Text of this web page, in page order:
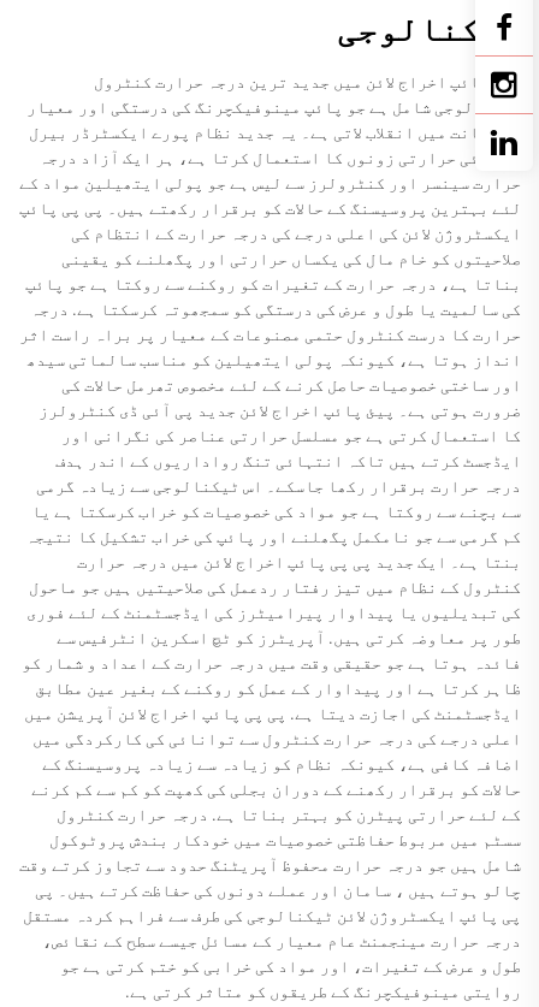
ٹیکنالوجی
پیئ پائپ اخراج لائن میں جدید ترین درجہ حرارت کنٹرول
ٹیکنالوجی شامل ہے جو پائپ مینوفیکچرنگ کی درستگی اور معیار
کی ضمانت میں انقلاب لاتی ہے۔ یہ جدید نظام پورے ایکسٹرڈر بیرل
میں کئی حرارتی زونوں کا استعمال کرتا ہے، ہر ایک آزاد درجہ
حرارت سینسر اور کنٹرولرز سے لیس ہے جو پولی ایتھیلین مواد کے
لئے بہترین پروسیسنگ کے حالات کو برقرار رکھتے ہیں۔ پی پی پائپ
ایکسٹروژن لائن کی اعلی درجے کی درجہ حرارت کے انتظام کی
صلاحیتوں کو خام مال کی یکساں حرارتی اور پگھلنے کو یقینی
بناتا ہے، درجہ حرارت کے تغیرات کو روکنے سے روکتا ہے جو پائپ
کی سالمیت یا طول و عرض کی درستگی کو سمجھوتہ کرسکتا ہے. درجہ
حرارت کا درست کنٹرول حتمی مصنوعات کے معیار پر براہ راست اثر
انداز ہوتا ہے، کیونکہ پولی ایتھیلین کو مناسب سالماتی سیدھ
اور ساختی خصوصیات حاصل کرنے کے لئے مخصوص تھرمل حالات کی
ضرورت ہوتی ہے۔ پیئ پائپ اخراج لائن جدید پی آئی ڈی کنٹرولرز
کا استعمال کرتی ہے جو مسلسل حرارتی عناصر کی نگرانی اور
ایڈجسٹ کرتے ہیں تاکہ انتہائی تنگ رواداریوں کے اندر ہدف
درجہ حرارت برقرار رکھا جاسکے۔ اس ٹیکنالوجی سے زیادہ گرمی
سے بچنے سے روکتا ہے جو مواد کی خصوصیات کو خراب کرسکتا ہے یا
کم گرمی سے جو نامکمل پگھلنے اور پائپ کی خراب تشکیل کا نتیجہ
بنتا ہے۔ ایک جدید پی پی پائپ اخراج لائن میں درجہ حرارت
کنٹرول کے نظام میں تیز رفتار ردعمل کی صلاحیتیں ہیں جو ماحول
کی تبدیلیوں یا پیداوار پیرامیٹرز کی ایڈجسٹمنٹ کے لئے فوری
طور پر معاوضہ کرتی ہیں. آپریٹرز کو ٹچ اسکرین انٹرفیس سے
فائدہ ہوتا ہے جو حقیقی وقت میں درجہ حرارت کے اعداد و شمار کو
ظاہر کرتا ہے اور پیداوار کے عمل کو روکنے کے بغیر عین مطابق
ایڈجسٹمنٹ کی اجازت دیتا ہے. پی پی پائپ اخراج لائن آپریشن میں
اعلی درجے کی درجہ حرارت کنٹرول سے توانائی کی کارکردگی میں
اضافہ کافی ہے، کیونکہ نظام کو زیادہ سے زیادہ پروسیسنگ کے
حالات کو برقرار رکھنے کے دوران بجلی کی کھپت کو کم سے کم کرنے
کے لئے حرارتی پیٹرن کو بہتر بناتا ہے. درجہ حرارت کنٹرول
سسٹم میں مربوط حفاظتی خصوصیات میں خودکار بندش پروٹوکول
شامل ہیں جو درجہ حرارت محفوظ آپریٹنگ حدود سے تجاوز کرتے وقت
چالو ہوتے ہیں ، سامان اور عملے دونوں کی حفاظت کرتے ہیں۔ پی
پی پائپ ایکسٹروژن لائن ٹیکنالوجی کی طرف سے فراہم کردہ مستقل
درجہ حرارت مینجمنٹ عام معیار کے مسائل جیسے سطح کے نقائص،
طول و عرض کے تغیرات، اور مواد کی خرابی کو ختم کرتی ہے جو
روایتی مینوفیکچرنگ کے طریقوں کو متاثر کرتی ہے.